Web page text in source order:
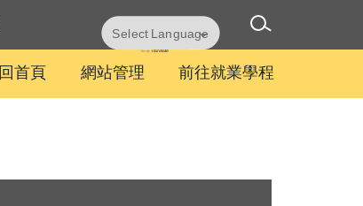
Translate
回首頁 網站管理 前往就業學程